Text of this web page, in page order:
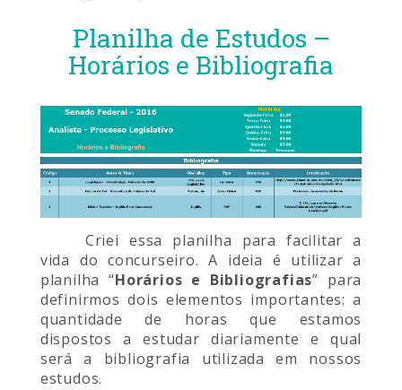
Planilha de Estudos –
Horários e Bibliografia
Criei essa planilha para facilitar a
vida do concurseiro. A ideia é utilizar a
planilha “Horários e Bibliografias” para
definirmos dois elementos importantes: a
quantidade de horas que estamos
dispostos a estudar diariamente e qual
será a bibliografia utilizada em nossos
estudos.